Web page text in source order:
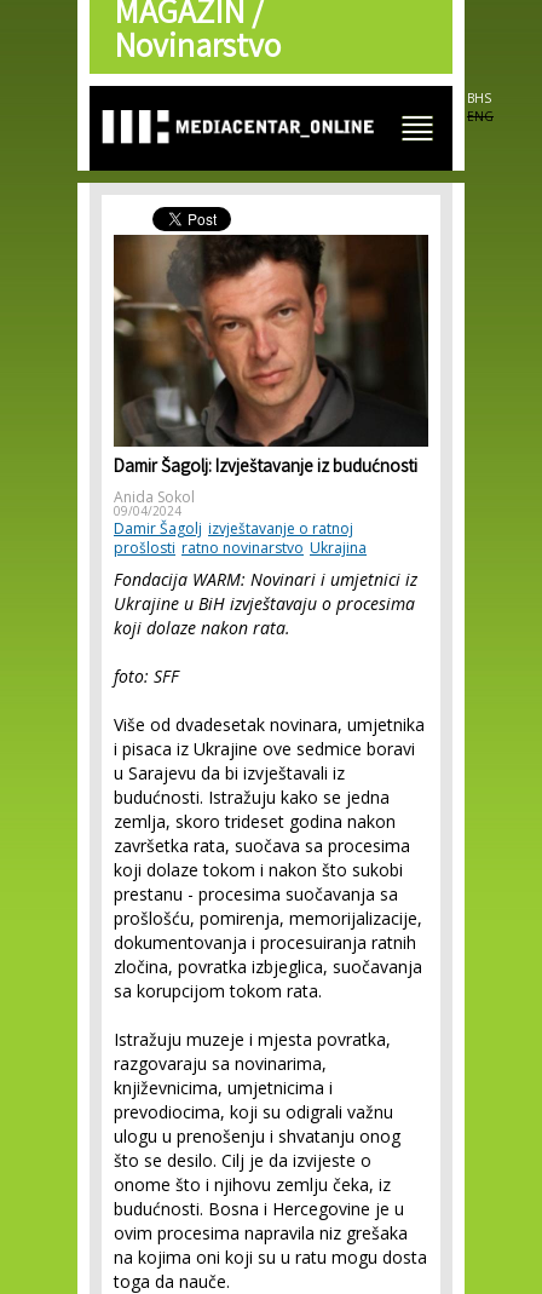
Skip to
main
content
MAGAZIN /
Novinarstvo
BHS
ENG
Damir Šagolj: Izvještavanje iz budućnosti
Anida Sokol
09/04/2024
Damir Šagolj izvještavanje o ratnoj
prošlosti ratno novinarstvo Ukrajina
Fondacija WARM: Novinari i umjetnici iz
Ukrajine u BiH izvještavaju o procesima
koji dolaze nakon rata.
foto: SFF
Više od dvadesetak novinara, umjetnika
i pisaca iz Ukrajine ove sedmice boravi
u Sarajevu da bi izvještavali iz
budućnosti. Istražuju kako se jedna
zemlja, skoro trideset godina nakon
završetka rata, suočava sa procesima
koji dolaze tokom i nakon što sukobi
prestanu - procesima suočavanja sa
prošlošću, pomirenja, memorijalizacije,
dokumentovanja i procesuiranja ratnih
zločina, povratka izbjeglica, suočavanja
sa korupcijom tokom rata.
Istražuju muzeje i mjesta povratka,
razgovaraju sa novinarima,
književnicima, umjetnicima i
prevodiocima, koji su odigrali važnu
ulogu u prenošenju i shvatanju onog
što se desilo. Cilj je da izvijeste o
onome što i njihovu zemlju čeka, iz
budućnosti. Bosna i Hercegovine je u
ovim procesima napravila niz grešaka
na kojima oni koji su u ratu mogu dosta
toga da nauče.